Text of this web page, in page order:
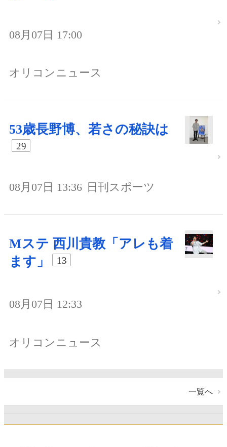
08月07日 17:00
オリコンニュース
53歳長野博、若さの秘訣は
29
08月07日 13:36 日刊スポーツ
Mステ 西川貴教「アレも着
ます」
13
08月07日 12:33
オリコンニュース
一覧へ